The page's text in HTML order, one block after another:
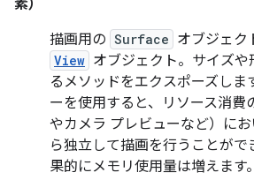
素）
描画用の Surface オブジェク
View オブジェクト。サイズ
るメソッドをエクスポーズしま
ーを使用すると、リソース消費
やカメラ プレビューなど）に
ら独立して描画を行うことがで
果的にメモリ使用量は増えます